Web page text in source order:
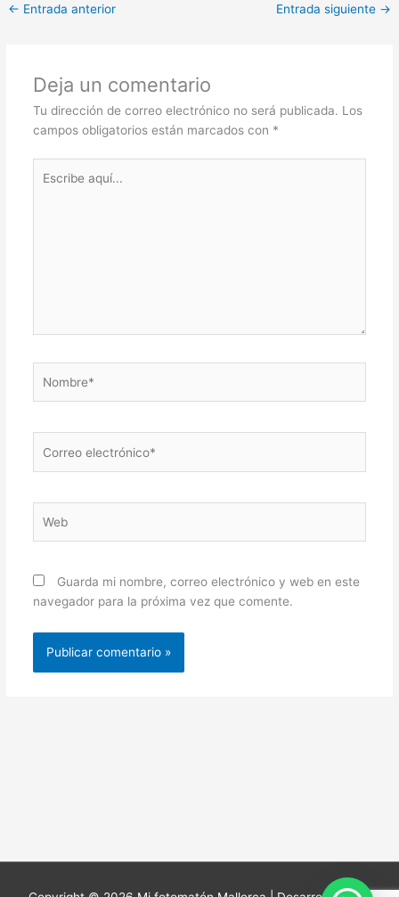
← Entrada anterior Entrada siguiente →
Deja un comentario
Tu dirección de correo electrónico no será publicada. Los
campos obligatorios están marcados con *
aquí...
electrónico*
Guarda mi nombre, correo electrónico y web en este
navegador para la próxima vez que comente.